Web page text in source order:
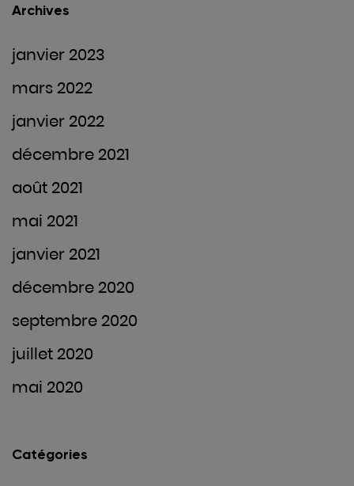
Archives
janvier 2023
mars 2022
janvier 2022
décembre 2021
août 2021
mai 2021
janvier 2021
décembre 2020
septembre 2020
juillet 2020
mai 2020
Catégories